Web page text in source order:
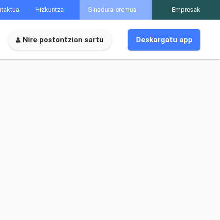
Hizkuntza Sinadura-eremua Empresak
Nire postontzian sartu Deskargatu app